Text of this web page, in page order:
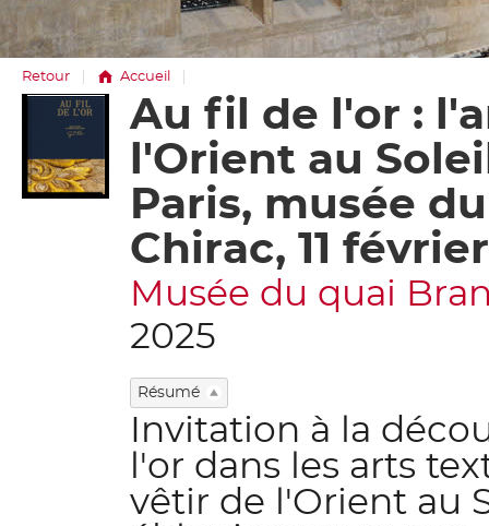
Retour Accueil
Détail
document
Au fil de l'or :
l'Orient au
Paris, musée
Chirac, 11
Musée du quai
2025
Résumé
Invitation à la
l'or dans les arts
vêtir de l'Orient au